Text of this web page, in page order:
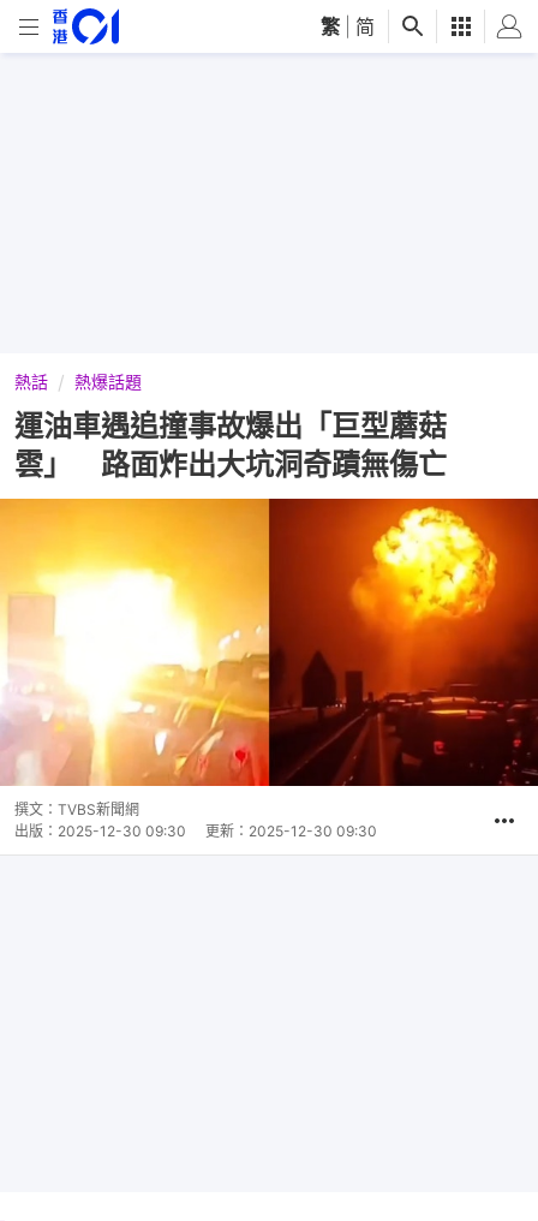
繁 简
熱話 熱爆話題
運油車遇追撞事故爆出「巨型蘑菇
雲」 路面炸出大坑洞奇蹟無傷亡
撰文： TVBS新聞網
出版： 2025-12-30 09:30 更新： 2025-12-30 09:30